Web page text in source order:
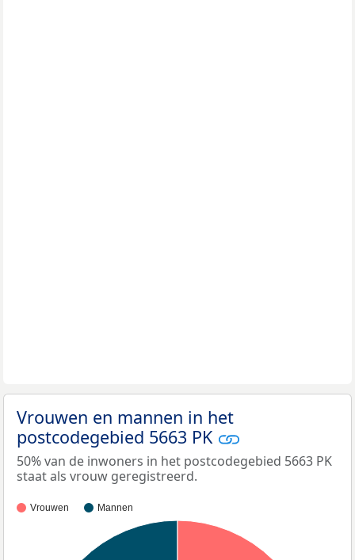
Vrouwen en mannen in het
postcodegebied 5663 PK
50% van de inwoners in het postcodegebied 5663 PK
staat als vrouw geregistreerd.
Vrouwen Mannen